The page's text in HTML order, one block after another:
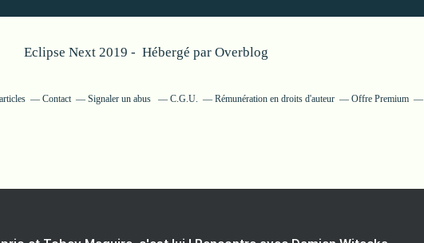
Eclipse Next 2019 - Hébergé par Overblog
Contact Signaler un abus C.G.U. Rémunération en droits d'auteur Offre Premium